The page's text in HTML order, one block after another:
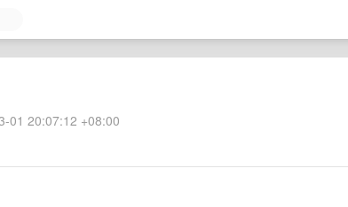
01 20:07:12 +08:00